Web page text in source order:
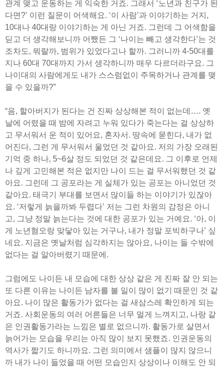
관계 맺고 운동하는 게 익숙한 거죠. 그래서 ‘노년과 친구가 된
다면?’ 이런 질문이 어색해요. ‘이 사람’과 이야기하는 거지,
10대나 40대랑 이야기하는 게 아닌 거죠. 그런데 그 어색함을
딛고 더 생각해보니까 어쨌든 그 ‘나이는 빼고 생각한다’는 것
조차도, 뭐랄까, 범위가 있었다고나 할까. 그러니까 4-50대를
지나 60대 70대까지 가서 생각하니까 매우 다르더라구요. 그
나이대의 사람에게도 내가 스스럼없이 주목하거나 관계를 맺
을 수 있을까?”
“음, 할아버지가 된다는 건 진짜 상상해본 적이 없는데…. 옛
날에 어렸을 때 밤에 자려고 누워 있다가 죽는다는 걸 상상하
고 무서워서 운 적이 있어요, 혼자서. 땅속에 묻힌다, 내가 없
어진다, 그런 게 무서워서 울었던 것 같아요. 저의 가장 오래된
기억 중 하나, 5~6살 정도 되었던 것 같은데요. 그 이후로 언제
나 깊게 고민해본 적은 없지만 나이 드는 걸 무서워했던 것 같
아요. 그런데 그 공포라는 게 실체가 있는 공포는 아니었던 것
같아요. 태극기 부대를 보면서 많이들 하는 이야기가 있잖아
요. ‘저렇게 늙을까봐 두렵다’ 저는 그런 차원의 감정은 아니
고, 그냥 정말 늙는다는 것에 대한 공포가 있는 거예요. ‘아, 이
게 노년혐오랑 맞닿아 있는 거구나, 내가 정말 포빅하구나’ 싶
네요. 지금은 옛날처럼 심각하지는 않아요, 나이는 들 수밖에
없다는 걸 알아버렸기 때문에.
그럼에도 나이든 내 모습에 대한 상상 같은 게 진짜 잘 안 되는
또 다른 이유는 나이든 남자를 볼 일이 많이 없기 때문인 것 같
아요. 나이 많은 활동가가 없다는 걸 새삼스레 확인하게 되는
거죠. 사회운동의 여러 어른들은 너무 멀게 느껴지고, 나랑 같
은 인권활동가라는 느낌은 별로 없으니까. 활동가로 살면서
늙어가는 모습을 우리는 아직 많이 보지 못했죠. 인권운동의
역사가 짧기도 하니까요. 그런 의미에서 샘플이 많지 않으니
까 내가 나이 들었을 때 어떤 모습인지 상상이나 이해도 안 되